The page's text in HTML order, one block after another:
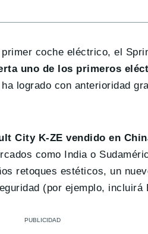
coche eléctrico, el
uno de los primeros
logrado con anterioridad
City K-ZE vendido en
como India o
retoques estéticos, un
(por ejemplo, incluirá